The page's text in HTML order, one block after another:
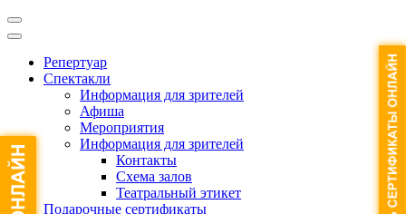
Репертуар
Спектакли
Информация для зрителей
Афиша
Мероприятия
Информация для зрителей
Контакты
Схема залов
Театральный этикет
Подарочные сертификаты